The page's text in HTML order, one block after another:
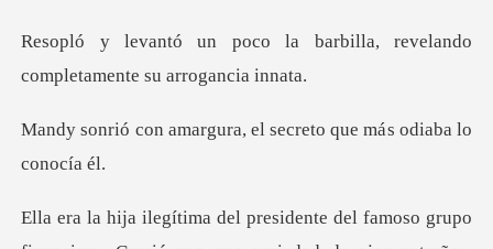
barbilla, revelando
complet
ura, el secreto que má